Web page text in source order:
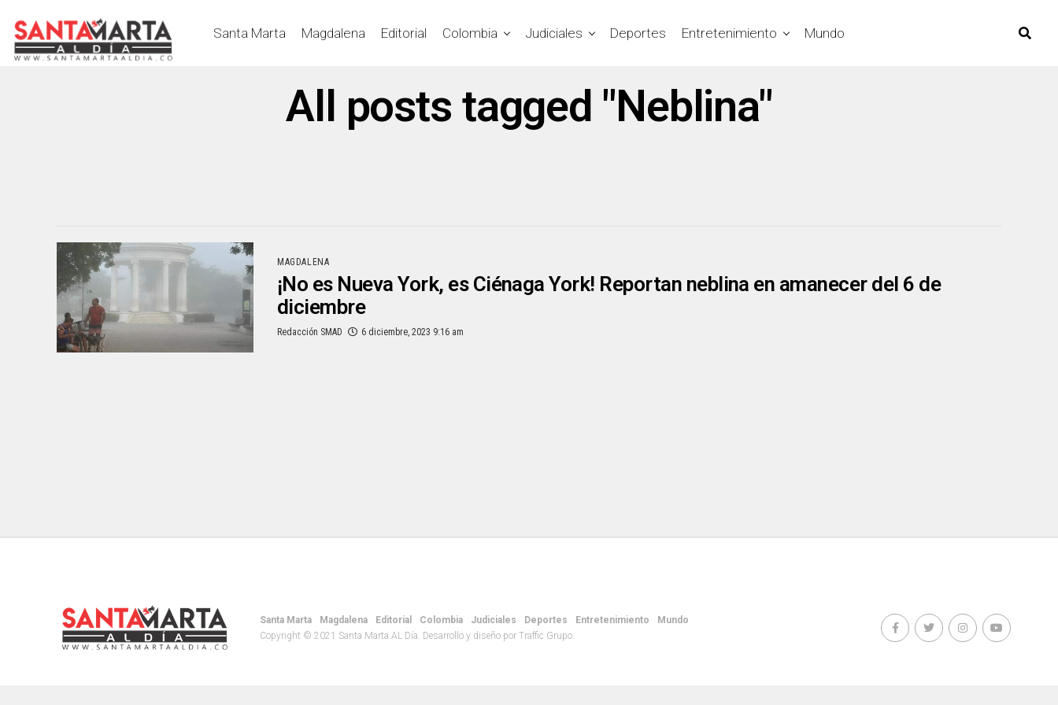
Santa Marta Magdalena Editorial Colombia Judiciales Deportes Entretenimiento Mundo
All posts tagged "Neblina"
MAGDALENA
¡No es Nueva York, es Ciénaga York! Reportan neblina en amanecer del 6 de
diciembre
Redacción SMAD 6 diciembre, 2023 9:16 am
Santa Marta Magdalena Editorial Colombia Judiciales Deportes Entretenimiento
Mundo
Copyright © 2021 Santa Marta AL Día. Desarrollo y diseño por Traffic Grupo.